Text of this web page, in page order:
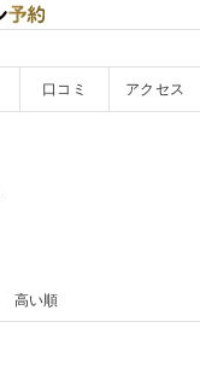
口コミ アクセス
高い順